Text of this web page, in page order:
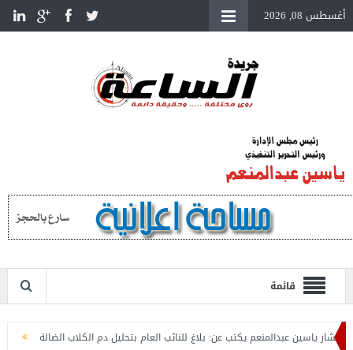
أغسطس 08, 2026
قائمة
عبدالمنعم يكتب عن: بلاغ للنائب العام بتحليل دم الكلاب الضالة
المستشار